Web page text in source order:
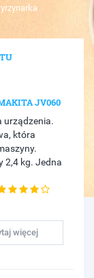
JV060
urządzenia.
która
2,4 kg. Jedna
więcej